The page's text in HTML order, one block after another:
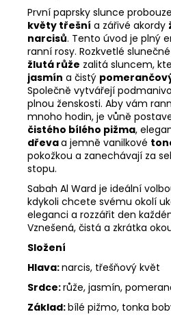
První paprsky slunce
květy třešní a zářivé akordy
narcisů. Tento úvod je plný
ranní rosy. Rozkvetlé
žlutá růže zalitá sluncem,
jasmín a čistý
Společně vytvářejí
plnou ženskosti. Aby vám
mnoho hodin, je vůně
čistého bílého pižma,
dřevaa jemně vanilkové
pokožkou a zanechávají za
stopu.
Sabah Al Ward je ideální
kdykoli chcete svému okolí
eleganci a rozzářit den
Vznešená, čistá a zkrátka
Složení
Hlava:narcis, třešňový květ
Srdce:růže, jasmín,
Základ:bílé pižmo, tonka